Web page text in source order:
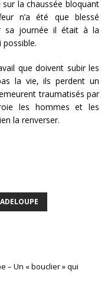
sur la chaussée bloquant
n’a été que blessé
sa journée il était à la
que doivent subir les
la vie, ils perdent un
traumatisés par
les hommes et les
la renverser.
– Un « bouclier » qui